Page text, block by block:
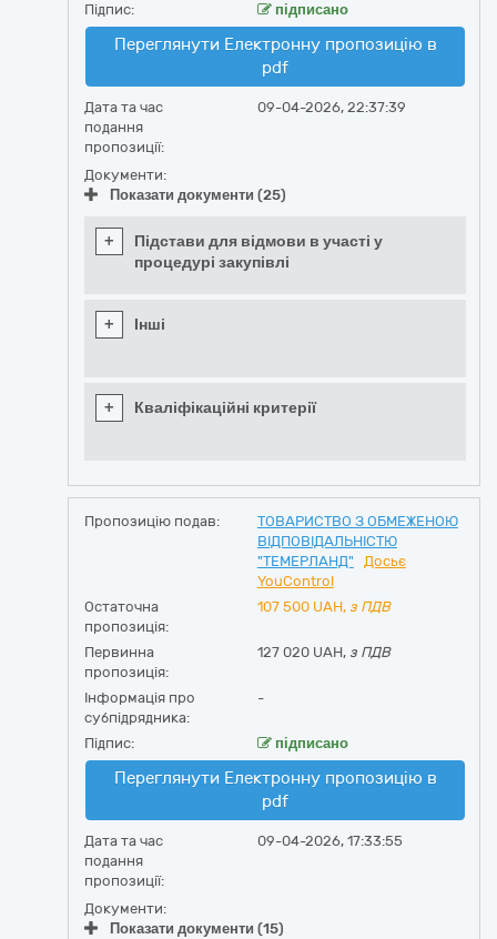
Підпис: підписано
Переглянути Електронну пропозицію в
pdf
Дата та час
подання
пропозиції:
09-04-2026, 22:37:39
Документи:
Показати документи (25)
+
Підстави для відмови в участі у
процедурі закупівлі
+ Інші
+ Кваліфікаційні критерії
Пропозицію подав:
ТОВАРИСТВО З ОБМЕЖЕНОЮ
ВІДПОВІДАЛЬНІСТЮ
"ТЕМЕРЛАНД"
Досьє
YouControl
Остаточна
пропозиція:
107 500 UAH, з ПДВ
Первинна
пропозиція:
127 020 UAH, з ПДВ
Інформація про
субпідрядника:
-
Підпис: підписано
Переглянути Електронну пропозицію в
pdf
Дата та час
подання
пропозиції:
09-04-2026, 17:33:55
Документи:
Показати документи (15)